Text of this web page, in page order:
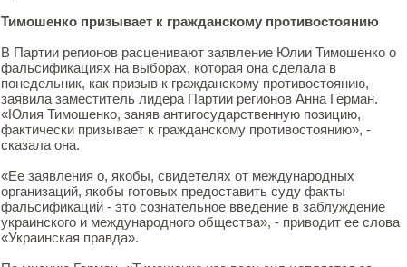
Тимошенко призывает к гражданскому противостоянию
В Партии регионов расценивают заявление Юлии Тимошенко о
фальсификациях на выборах, которая она сделала в
понедельник, как призыв к гражданскому противостоянию,
заявила заместитель лидера Партии регионов Анна Герман.
«Юлия Тимошенко, заняв антигосударственную позицию,
фактически призывает к гражданскому противостоянию», -
сказала она.
«Ее заявления о, якобы, свидетелях от международных
организаций, якобы готовых предоставить суду факты
фальсификаций - это сознательное введение в заблуждение
украинского и международного общества», - приводит ее слова
«Украинская правда».